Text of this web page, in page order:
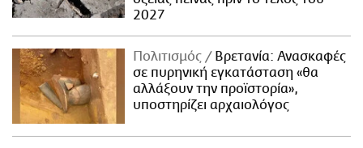
2027
Πολιτισμός
Βρετανία: Ανασκαφές
σε πυρηνική εγκατάσταση «θα
αλλάξουν την προϊστορία»,
υποστηρίζει αρχαιολόγος